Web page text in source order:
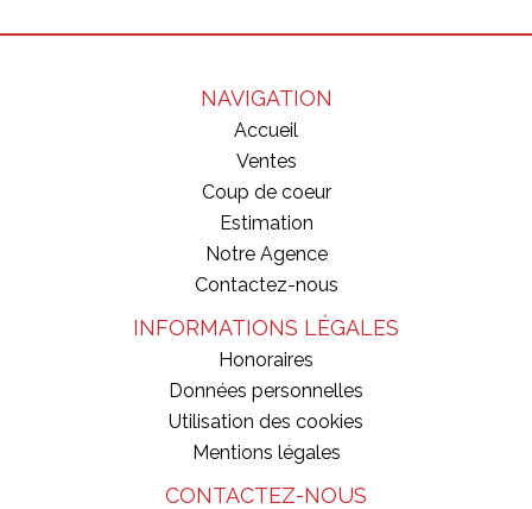
NAVIGATION
Accueil
Ventes
Coup de coeur
Estimation
Notre Agence
Contactez-nous
INFORMATIONS LÉGALES
Honoraires
Données personnelles
Utilisation des cookies
Mentions légales
CONTACTEZ-NOUS